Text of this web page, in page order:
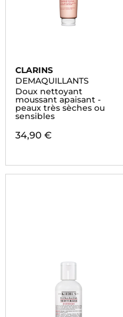
CLARINS
DEMAQUILLANTS
Doux nettoyant
moussant apaisant -
peaux très sèches ou
sensibles
34,90 €